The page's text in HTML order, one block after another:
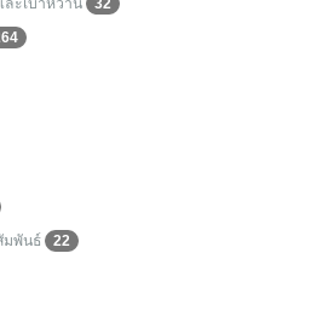
ะเบาหวาน
32
มพันธ์
22